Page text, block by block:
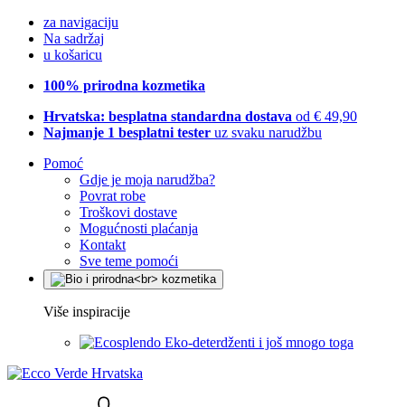
za navigaciju
Na sadržaj
u košaricu
100% prirodna kozmetika
Hrvatska: besplatna standardna dostava od € 49,90
Najmanje 1 besplatni tester uz svaku narudžbu
Pomoć
Gdje je moja narudžba?
Povrat robe
Troškovi dostave
Mogućnosti plaćanja
Kontakt
Sve teme pomoći
Više inspiracije
Eko-deterdženti i još mnogo toga